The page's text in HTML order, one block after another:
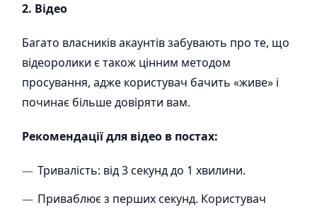
2. Відео
Багато власників акаунтів забувають про те, що
відеоролики є також цінним методом
просування, адже користувач бачить «живе» і
починає більше довіряти вам.
Рекомендації для відео в постах:
Тривалість: від 3 секунд до 1 хвилини.
Приваблює з перших секунд. Користувач